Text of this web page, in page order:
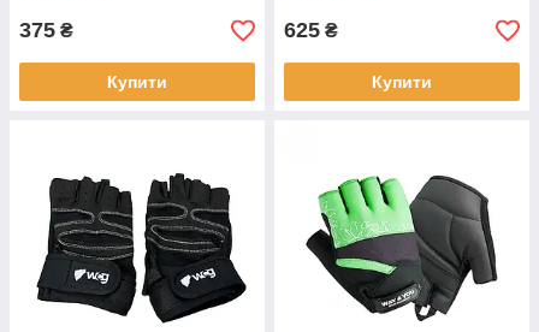
375 ₴
Купити
625 ₴
Купити